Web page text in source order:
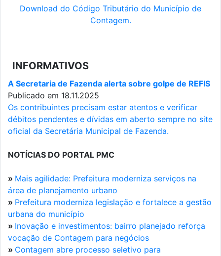
Download do Código Tributário do Município de
Contagem.
INFORMATIVOS
A Secretaria de Fazenda alerta sobre golpe de REFIS
Publicado em 18.11.2025
Os contribuintes precisam estar atentos e verificar
débitos pendentes e dívidas em aberto sempre no site
oficial da Secretária Municipal de Fazenda.
NOTÍCIAS DO PORTAL PMC
» Mais agilidade: Prefeitura moderniza serviços na
área de planejamento urbano
» Prefeitura moderniza legislação e fortalece a gestão
urbana do município
» Inovação e investimentos: bairro planejado reforça
vocação de Contagem para negócios
» Contagem abre processo seletivo para